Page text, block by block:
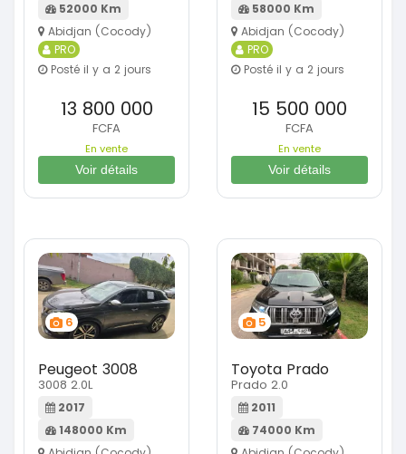
52000 Km
Abidjan (Cocody)
PRO
Posté il y a 2 jours
13 800 000
FCFA
En vente
Voir détails
58000 Km
Abidjan (Cocody)
PRO
Posté il y a 2 jours
15 500 000
FCFA
En vente
Voir détails
6
Peugeot 3008
3008 2.0L
2017
148000 Km
5
Toyota Prado
Prado 2.0
2011
74000 Km